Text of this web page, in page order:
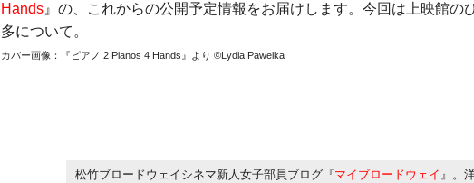
Hands 』の、これからの公開予定情報をお届けします。今回は上映館の
多について。
カバー画像：『ピアノ 2 Pianos 4 Hands』より ©Lydia Pawelka
松竹ブロードウェイシネマ新人女子部員ブログ『マイブロードウェイ 』。